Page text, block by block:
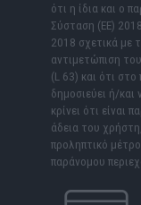
ότι η ίδια και ο
Σύσταση (ΕΕ)
2018 σχετικά με
αντιμετώπιση
(L 63) και ότι
δημοσιεύει ή/και
κρίνει ότι
άδεια του
προληπτικό
παράνομου